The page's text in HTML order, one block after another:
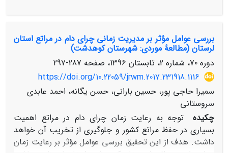
آشنا با درمان‌های سنتی متکی بر طبیعت بود که با کمک روش
نیمه‌ساختارمند در جامعه‌ی روستایی و عشایری شرق استان
گیلان انجام شد. نتایج در چهار بخش گیاهان دارویی و
خوراکی، تولیدات حیوانی، مواد معدنی و سایر تدابیر
طبقه‌بندی شد. دامداران این منطقه از 52 گیاهان دارویی
موجود در دشت و کوهستان که متعلق به 28 خانواده است
برای درمان انواع بیماری‌های گوارشی، تنفسی، عفونی، کلیوی‌،
قلبی، زخم‌ها و شکستگی‌ها بهره می‌برند. مهم‌ترین تولیدات
حیوانی، شیر و فرآورده‌های آن برای بیماری‌های گوارشی و
پوست و مو است و مواد معدنی مانند خاک کوهستان برای
درمان بیماری‌های کلیوی و زخم‌ها استفاده می‌شود.
بررسی عوامل مؤثر بر مدیریت زمانی چرای دام در مراتع استان
لرستان (مطالعۀ موردی: شهرستان کوهدشت)
دوره 70، شماره 2، تابستان 1396، صفحه
287-297
https://doi.org/10.22059/jrwm.2017.231918.1116
سمیرا حاجی پور، حسین بارانی، حسن یگانه، احمد عابدی
سروستانی
چکیده
توجه به رعایت زمان چرای دام در مراتع اهمیت
بسیاری در حفظ مراتع کشور و جلوگیری از تخریب آن خواهد
داشت. هدف از این تحقیق بررسی عوامل مؤثر بر رعایت زمان